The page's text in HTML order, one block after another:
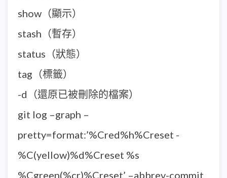
show（顯示）
stash（暫存）
status（狀態）
tag（標籤）
-d（還原已被刪除的檔案）
git log –graph –
pretty=format:’%Cred%h%Creset -
%C(yellow)%d%Creset %s
%Cgreen(%cr)%Creset’ –abbrev-commit